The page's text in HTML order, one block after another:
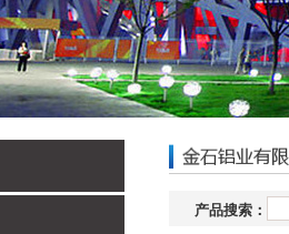
产品搜索：